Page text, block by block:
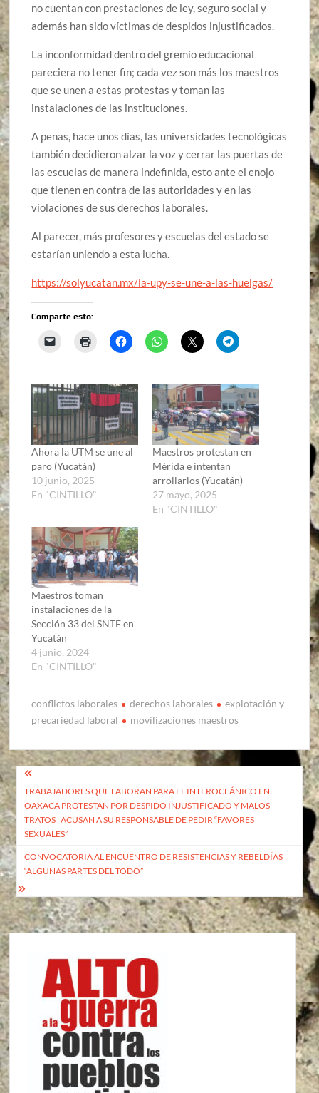
no cuentan con prestaciones de ley, seguro social y
además han sido víctimas de despidos injustificados.
La inconformidad dentro del gremio educacional
pareciera no tener fin; cada vez son más los maestros
que se unen a estas protestas y toman las
instalaciones de las instituciones.
A penas, hace unos días, las universidades tecnológicas
también decidieron alzar la voz y cerrar las puertas de
las escuelas de manera indefinida, esto ante el enojo
que tienen en contra de las autoridades y en las
violaciones de sus derechos laborales.
Al parecer, más profesores y escuelas del estado se
estarían uniendo a esta lucha.
https://solyucatan.mx/la-upy-se-une-a-las-huelgas/
Comparte esto:
Ahora la UTM se une al
paro (Yucatán)
10 junio, 2025
En "CINTILLO"
Maestros protestan en
Mérida e intentan
arrollarlos (Yucatán)
27 mayo, 2025
En "CINTILLO"
Maestros toman
instalaciones de la
Sección 33 del SNTE en
Yucatán
4 junio, 2024
En "CINTILLO"
conflictos laborales derechos laborales
explotación y
precariedad laboral
movilizaciones maestros
Navegación
de
entradas
TRABAJADORES QUE LABORAN PARA EL INTEROCEÁNICO EN
OAXACA PROTESTAN POR DESPIDO INJUSTIFICADO Y MALOS
TRATOS ; ACUSAN A SU RESPONSABLE DE PEDIR “FAVORES
SEXUALES”
CONVOCATORIA AL ENCUENTRO DE RESISTENCIAS Y REBELDÍAS
“ALGUNAS PARTES DEL TODO”